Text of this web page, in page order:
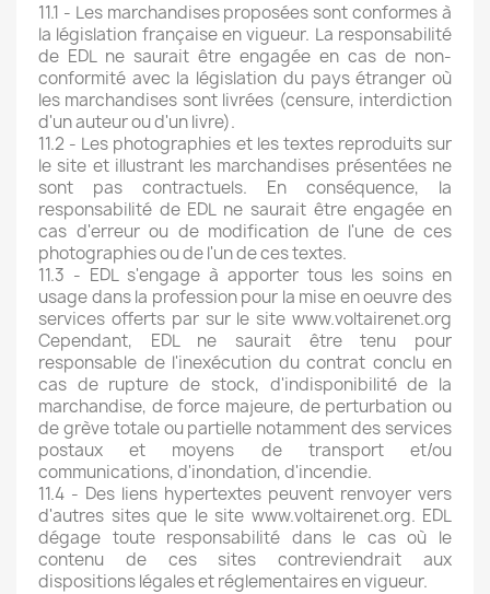
11.1 - Les marchandises proposées sont conformes à
la législation française en vigueur. La responsabilité
de EDL ne saurait être engagée en cas de non-
conformité avec la législation du pays étranger où
les marchandises sont livrées (censure, interdiction
d'un auteur ou d'un livre).
11.2 - Les photographies et les textes reproduits sur
le site et illustrant les marchandises présentées ne
sont pas contractuels. En conséquence, la
responsabilité de EDL ne saurait être engagée en
cas d'erreur ou de modification de l'une de ces
photographies ou de l'un de ces textes.
11.3 - EDL s'engage à apporter tous les soins en
usage dans la profession pour la mise en oeuvre des
services offerts par sur le site www.voltairenet.org
Cependant, EDL ne saurait être tenu pour
responsable de l'inexécution du contrat conclu en
cas de rupture de stock, d'indisponibilité de la
marchandise, de force majeure, de perturbation ou
de grève totale ou partielle notamment des services
postaux et moyens de transport et/ou
communications, d'inondation, d'incendie.
11.4 - Des liens hypertextes peuvent renvoyer vers
d'autres sites que le site www.voltairenet.org. EDL
dégage toute responsabilité dans le cas où le
contenu de ces sites contreviendrait aux
dispositions légales et réglementaires en vigueur.